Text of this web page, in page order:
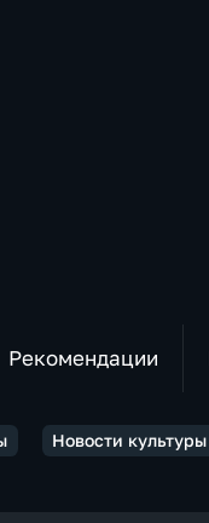
Рекомендации
Новости